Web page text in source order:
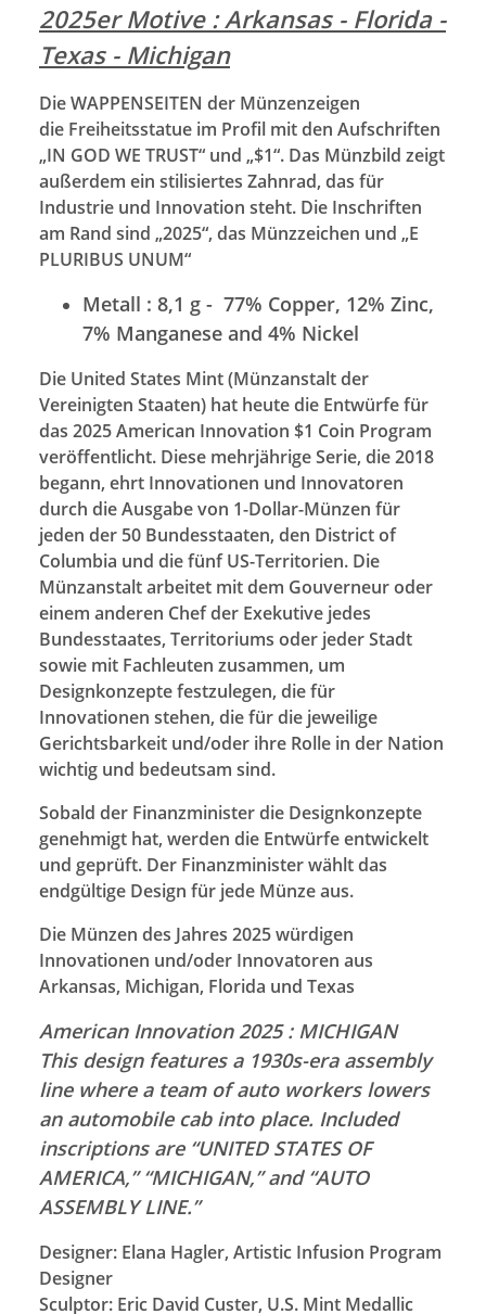
2025er Motive : Arkansas - Florida -
Texas - Michigan
Die WAPPENSEITEN der Münzenzeigen
die Freiheitsstatue im Profil mit den Aufschriften
„IN GOD WE TRUST“ und „$1“. Das Münzbild zeigt
außerdem ein stilisiertes Zahnrad, das für
Industrie und Innovation steht. Die Inschriften
am Rand sind „2025“, das Münzzeichen und „E
PLURIBUS UNUM“
Metall : 8,1 g - 77% Copper, 12% Zinc,
7% Manganese and 4% Nickel
Die United States Mint (Münzanstalt der
Vereinigten Staaten) hat heute die Entwürfe für
das 2025 American Innovation $1 Coin Program
veröffentlicht. Diese mehrjährige Serie, die 2018
begann, ehrt Innovationen und Innovatoren
durch die Ausgabe von 1-Dollar-Münzen für
jeden der 50 Bundesstaaten, den District of
Columbia und die fünf US-Territorien. Die
Münzanstalt arbeitet mit dem Gouverneur oder
einem anderen Chef der Exekutive jedes
Bundesstaates, Territoriums oder jeder Stadt
sowie mit Fachleuten zusammen, um
Designkonzepte festzulegen, die für
Innovationen stehen, die für die jeweilige
Gerichtsbarkeit und/oder ihre Rolle in der Nation
wichtig und bedeutsam sind.
Sobald der Finanzminister die Designkonzepte
genehmigt hat, werden die Entwürfe entwickelt
und geprüft. Der Finanzminister wählt das
endgültige Design für jede Münze aus.
Die Münzen des Jahres 2025 würdigen
Innovationen und/oder Innovatoren aus
Arkansas, Michigan, Florida und Texas
American Innovation 2025 : MICHIGAN
This design features a 1930s-era assembly
line where a team of auto workers lowers
an automobile cab into place. Included
inscriptions are “UNITED STATES OF
AMERICA,” “MICHIGAN,” and “AUTO
ASSEMBLY LINE.”
Designer: Elana Hagler, Artistic Infusion Program
Designer
Sculptor: Eric David Custer, U.S. Mint Medallic